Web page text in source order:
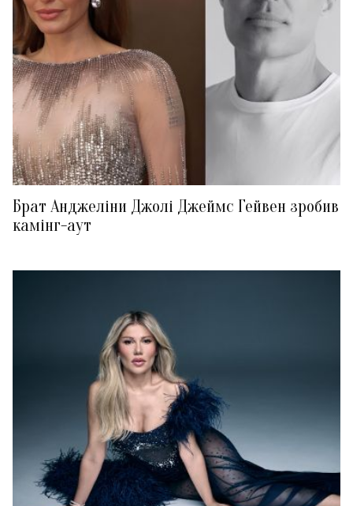
Брат Анджеліни Джолі Джеймс Гейвен зробив
камінг-аут